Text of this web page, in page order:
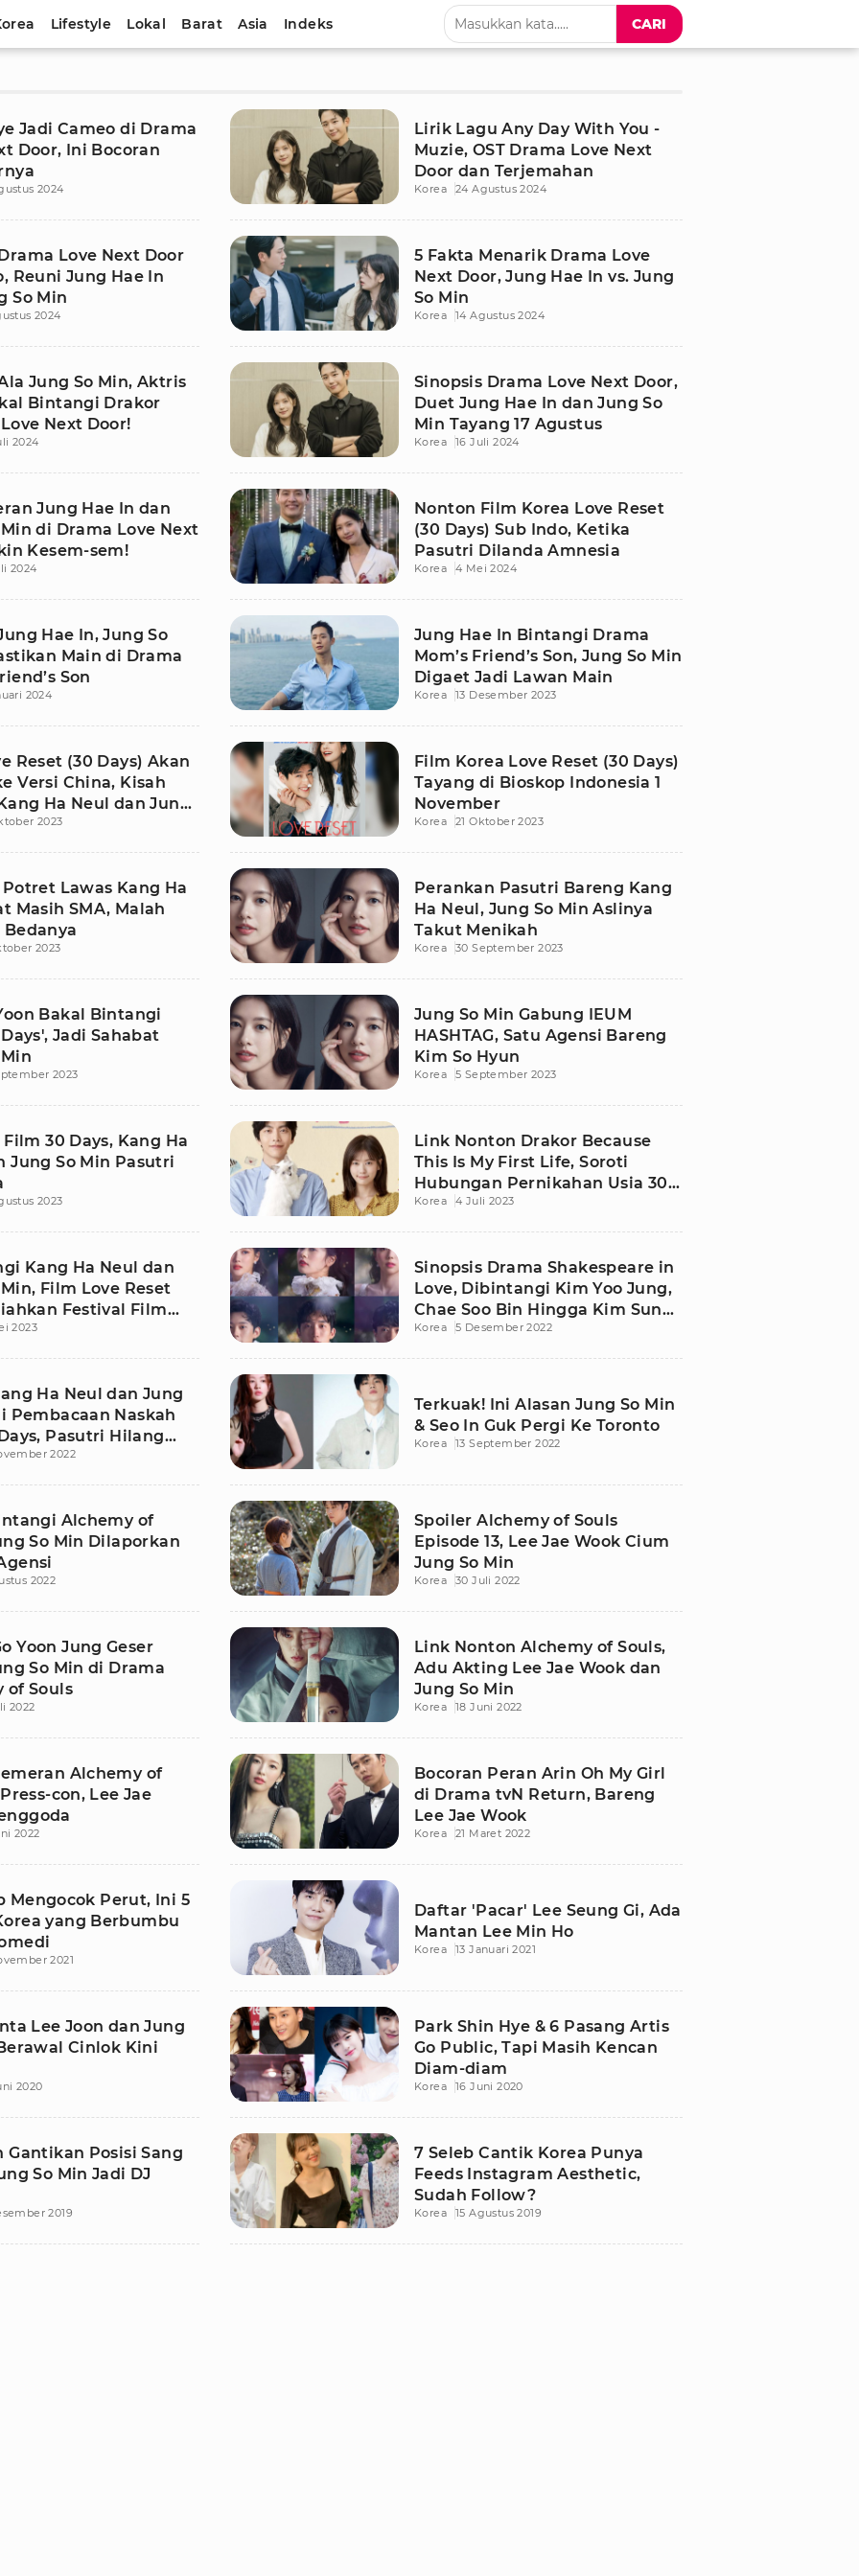
Lifestyle Lokal Barat Asia Indeks CARI
Jadi Cameo di Drama
Door, Ini Bocoran
2024
Lirik Lagu Any Day With You -
Muzie, OST Drama Love Next
Door dan Terjemahan
Korea 24 Agustus 2024
Love Next Door
Reuni Jung Hae In
So Min
2024
5 Fakta Menarik Drama Love
Next Door, Jung Hae In vs. Jung
So Min
Korea 14 Agustus 2024
Jung So Min, Aktris
Bintangi Drakor
Next Door!
2024
Sinopsis Drama Love Next Door,
Duet Jung Hae In dan Jung So
Min Tayang 17 Agustus
Korea 16 Juli 2024
Jung Hae In dan
di Drama Love Next
Kesem-sem!
2024
Nonton Film Korea Love Reset
(30 Days) Sub Indo, Ketika
Pasutri Dilanda Amnesia
Korea 4 Mei 2024
Hae In, Jung So
Main di Drama
Son
2024
Jung Hae In Bintangi Drama
Mom’s Friend’s Son, Jung So Min
Digaet Jadi Lawan Main
Korea 13 Desember 2023
Reset (30 Days) Akan
Versi China, Kisah
Ha Neul dan Jung
2023
Film Korea Love Reset (30 Days)
Tayang di Bioskop Indonesia 1
November
Korea 21 Oktober 2023
Lawas Kang Ha
Masih SMA, Malah
Bedanya
2023
Perankan Pasutri Bareng Kang
Ha Neul, Jung So Min Aslinya
Takut Menikah
Korea 30 September 2023
Bakal Bintangi
Jadi Sahabat
2023
Jung So Min Gabung IEUM
HASHTAG, Satu Agensi Bareng
Kim So Hyun
Korea 5 September 2023
30 Days, Kang Ha
Jung So Min Pasutri
2023
Link Nonton Drakor Because
This Is My First Life, Soroti
Hubungan Pernikahan Usia 30-
an
Korea 4 Juli 2023
Kang Ha Neul dan
Film Love Reset
Festival Film
2023
Sinopsis Drama Shakespeare in
Love, Dibintangi Kim Yoo Jung,
Chae Soo Bin Hingga Kim Sung
Cheol
Korea 5 Desember 2022
Ha Neul dan Jung
Pembacaan Naskah
Pasutri Hilang
2022
Terkuak! Ini Alasan Jung So Min
& Seo In Guk Pergi Ke Toronto
Korea 13 September 2022
Alchemy of
So Min Dilaporkan
2022
Spoiler Alchemy of Souls
Episode 13, Lee Jae Wook Cium
Jung So Min
Korea 30 Juli 2022
Yoon Jung Geser
So Min di Drama
of Souls
2022
Link Nonton Alchemy of Souls,
Adu Akting Lee Jae Wook dan
Jung So Min
Korea 18 Juni 2022
Alchemy of
con, Lee Jae
2022
Bocoran Peran Arin Oh My Girl
di Drama tvN Return, Bareng
Lee Jae Wook
Korea 21 Maret 2022
Mengocok Perut, Ini 5
yang Berbumbu
2021
Daftar 'Pacar' Lee Seung Gi, Ada
Mantan Lee Min Ho
Korea 13 Januari 2021
Lee Joon dan Jung
Cinlok Kini
2020
Park Shin Hye & 6 Pasang Artis
Go Public, Tapi Masih Kencan
Diam-diam
Korea 16 Juni 2020
Gantikan Posisi Sang
So Min Jadi DJ
2019
7 Seleb Cantik Korea Punya
Feeds Instagram Aesthetic,
Sudah Follow?
Korea 15 Agustus 2019